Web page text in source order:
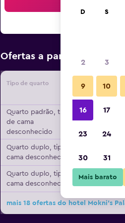
Ofertas a partir de
Tipo de quarto
Quarto padrão, tipo
de cama
desconhecido
Quarto duplo, tipo de
cama desconhecido
Quarto duplo, tipo de
cama desconhecido
mais 18 ofertas do hotel Mokni's
D S
2 3
9 10
16 17
23 24
30 31
Mais barato